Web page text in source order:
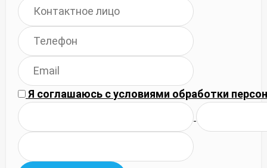
Я соглашаюсь сусловиями обработки